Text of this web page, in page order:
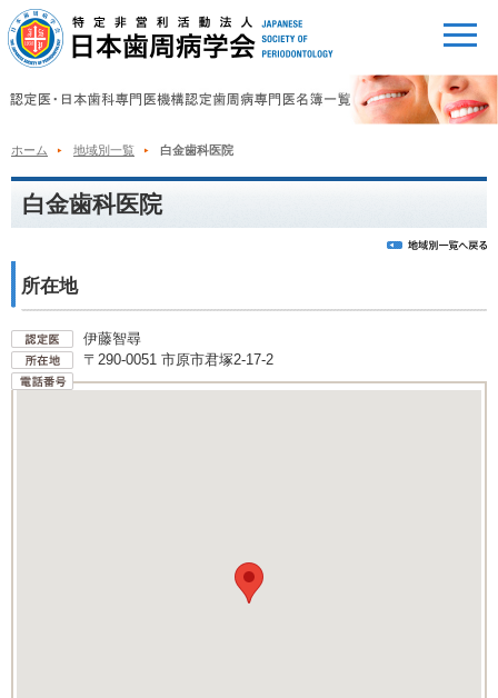
ホーム 地域別一覧 白金歯科医院
白金歯科医院
所在地
伊藤智尋
〒290-0051 市原市君塚2-17-2